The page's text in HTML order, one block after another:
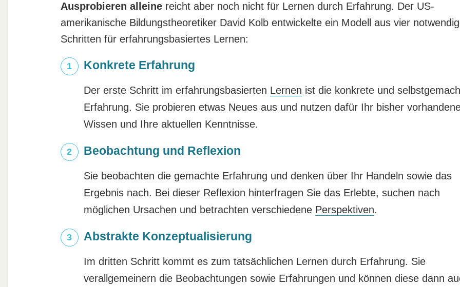
Ausprobieren alleinereicht aber noch nicht für Lernen durch Erfahrung. Der US-
amerikanische Bildungstheoretiker David Kolb entwickelte ein Modell aus vier
Schritten für erfahrungsbasiertes Lernen:
Konkrete Erfahrung
Der erste Schritt im erfahrungsbasierten Lernen ist die konkrete und
Erfahrung. Sie probieren etwas Neues aus und nutzen dafür Ihr bisher
Wissen und Ihre aktuellen Kenntnisse.
Beobachtung und Reflexion
Sie beobachten die gemachte Erfahrung und denken über Ihr Handeln sowie das
Ergebnis nach. Bei dieser Reflexion hinterfragen Sie das Erlebte, suchen nach
möglichen Ursachen und betrachten verschiedene Perspektiven.
Abstrakte Konzeptualisierung
Im dritten Schritt kommt es zum tatsächlichen Lernen durch Erfahrung. Sie
verallgemeinern die Beobachtungen sowie Erfahrungen und können diese dann